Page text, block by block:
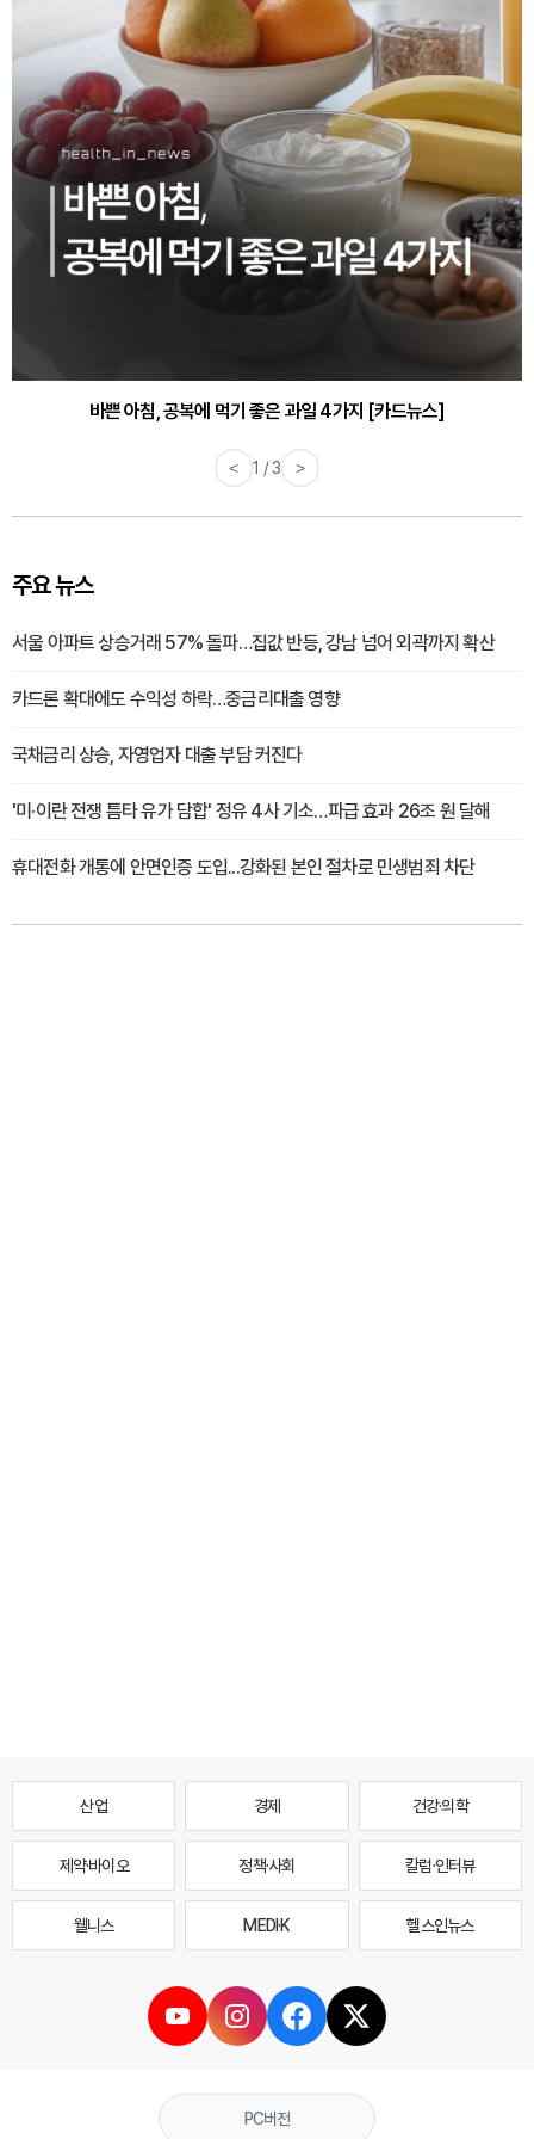
바쁜 아침, 공복에 먹기 좋은 과일 4가지 [카드뉴스]
< 1 / 3 >
주요 뉴스
서울 아파트 상승거래 57% 돌파…집값 반등, 강남 넘어 외곽까지 확산
카드론 확대에도 수익성 하락…중금리대출 영향
국채금리 상승, 자영업자 대출 부담 커진다
'미·이란 전쟁 틈타 유가 담합' 정유 4사 기소…파급 효과 26조 원 달해
휴대전화 개통에 안면인증 도입...강화된 본인 절차로 민생범죄 차단
산업 경제 건강·의학
제약·바이오 정책·사회 칼럼·인터뷰
웰니스 MEDI·K 헬스인뉴스
PC버전